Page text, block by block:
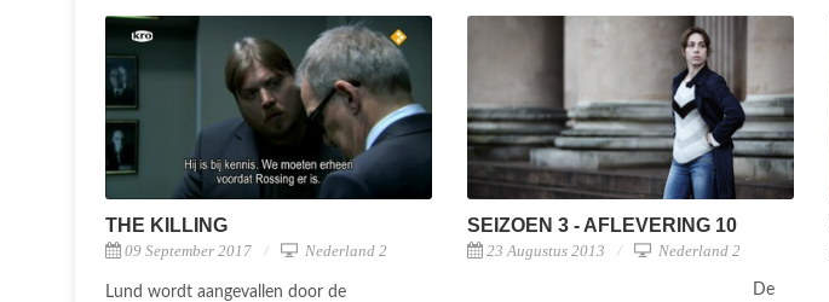
THE KILLING
09 September 2017 Nederland 2
Lund wordt aangevallen door de
SEIZOEN 3 - AFLEVERING 10
23 Augustus 2013 Nederland 2
De